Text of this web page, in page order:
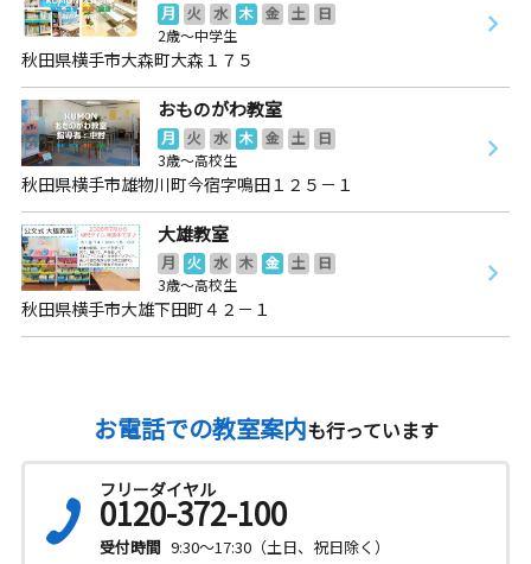
月 火 水 木 金 土
日
2歳～中学生
秋田県横手市大森町大森１７５
おものがわ教室
月 火 水 木 金 土
日
3歳～高校生
秋田県横手市雄物川町今宿字鳴田１２５－１
大雄教室
月 火 水 木 金 土
日
3歳～高校生
秋田県横手市大雄下田町４２－１
お電話での教室案内も行っています
フリーダイヤル
0120-372-100
受付時間 9:30～17:30（土日、祝日除く）